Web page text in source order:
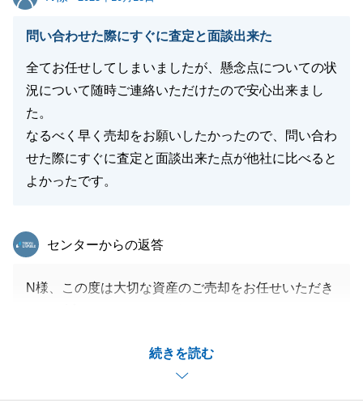
問い合わせた際にすぐに査定と面談出来た
全てお任せしてしまいましたが、懸念点についての状
況について随時ご連絡いただけたので安心出来まし
た。
なるべく早く売却をお願いしたかったので、問い合わ
せた際にすぐに査定と面談出来た点が他社に比べると
よかったです。
続きを読む
東急リバブル
センターからの返答
N様、この度は大切な資産のご売却をお任せいただき
間がかかってしまいましたが、無事お引き渡しができ
引き続き何かお困りの事がございましたらお気軽にご